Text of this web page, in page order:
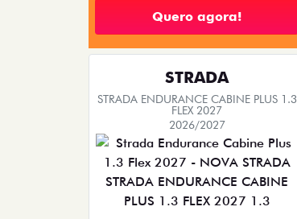
Quero agora!
STRADA
STRADA ENDURANCE CABINE PLUS 1.3
FLEX 2027
2026/2027